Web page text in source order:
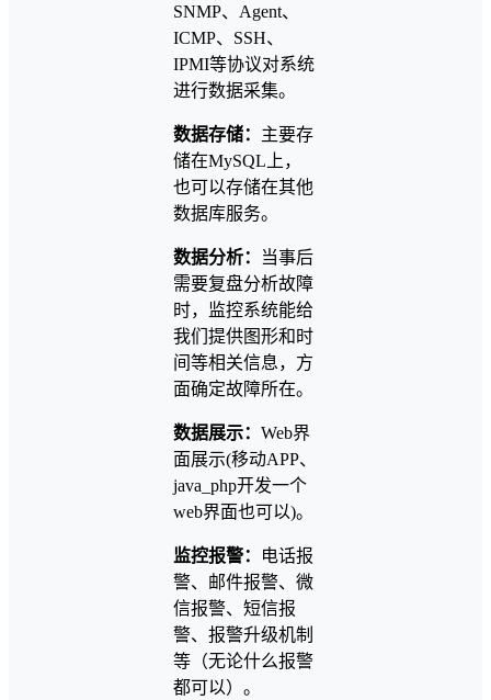
SNMP、Agent、
ICMP、SSH、
IPMI等协议对系统
进行数据采集。
数据存储： 主要存
储在MySQL上，
也可以存储在其他
数据库服务。
数据分析：
当事后
需要复盘分析故障
时，监控系统能给
我们提供图形和时
间等相关信息，方
面确定故障所在。
数据展示： Web界
面展示(移动APP、
java_php开发一个
web界面也可以)。
监控报警：
电话报
警、邮件报警、微
信报警、短信报
警、报警升级机制
等（无论什么报警
都可以）。